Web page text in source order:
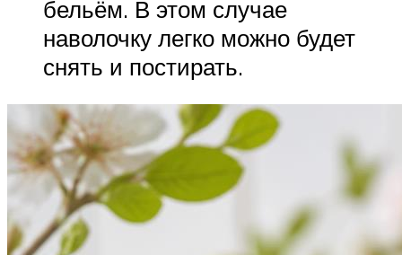
бельём. В этом случае
наволочку легко можно будет
снять и постирать.